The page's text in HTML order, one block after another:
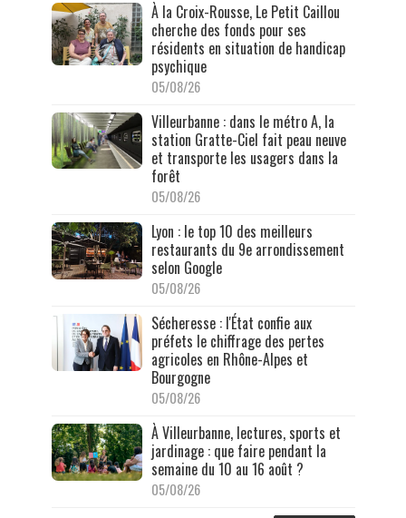
À la Croix-Rousse, Le Petit Caillou
cherche des fonds pour ses
résidents en situation de handicap
psychique
05/08/26
Villeurbanne : dans le métro A, la
station Gratte-Ciel fait peau neuve
et transporte les usagers dans la
forêt
05/08/26
Lyon : le top 10 des meilleurs
restaurants du 9e arrondissement
selon Google
05/08/26
Sécheresse : l'État confie aux
préfets le chiffrage des pertes
agricoles en Rhône-Alpes et
Bourgogne
05/08/26
À Villeurbanne, lectures, sports et
jardinage : que faire pendant la
semaine du 10 au 16 août ?
05/08/26